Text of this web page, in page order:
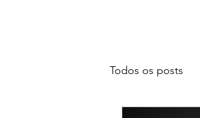
Todos os posts